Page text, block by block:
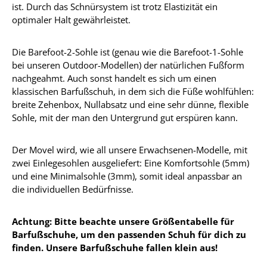
ist. Durch das Schnürsystem ist trotz Elastizität ein
optimaler Halt gewährleistet.
Die Barefoot-2-Sohle ist (genau wie die Barefoot-1-Sohle
bei unseren Outdoor-Modellen) der natürlichen Fußform
nachgeahmt. Auch sonst handelt es sich um einen
klassischen Barfußschuh, in dem sich die Füße wohlfühlen:
breite Zehenbox, Nullabsatz und eine sehr dünne, flexible
Sohle, mit der man den Untergrund gut erspüren kann.
Der Movel wird, wie all unsere Erwachsenen-Modelle, mit
zwei Einlegesohlen ausgeliefert: Eine Komfortsohle (5mm)
und eine Minimalsohle (3mm), somit ideal anpassbar an
die individuellen Bedürfnisse.
Achtung: Bitte beachte unsere Größentabelle für
Barfußschuhe, um den passenden Schuh für dich zu
finden. Unsere Barfußschuhe fallen klein aus!